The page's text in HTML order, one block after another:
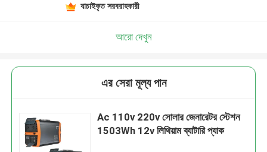
যাচাইকৃত সরবরাহকারী
আরো দেখুন
এর সেরা মূল্য পান
Ac 110v 220v সোলার জেনারেটর স্টেশন
1503Wh 12v লিথিয়াম ব্যাটারি প্যাক